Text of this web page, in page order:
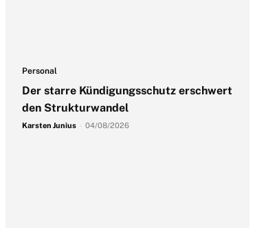
Personal
Der starre Kündigungsschutz erschwert
den Strukturwandel
Karsten Junius 04/08/2026